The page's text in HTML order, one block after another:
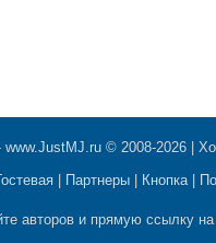
www.JustMJ.ru © 2008-2026 |
Партнеры Кнопка|
авторов и прямую ссылку на